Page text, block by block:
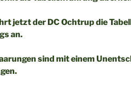
jetzt der DC Ochtrup die
an.
sind mit einem